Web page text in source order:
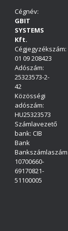
Cégnév:
GBIT
SYSTEMS
Kft.
Cégjegyzékszám:
01 09 208423
Adószám:
25323573-2-
42
Közösségi
adószám:
HU25323573
Számlavezető
bank: CIB
Bank
10700660-
69170821-
51100005